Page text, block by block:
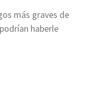
más graves de
haberle